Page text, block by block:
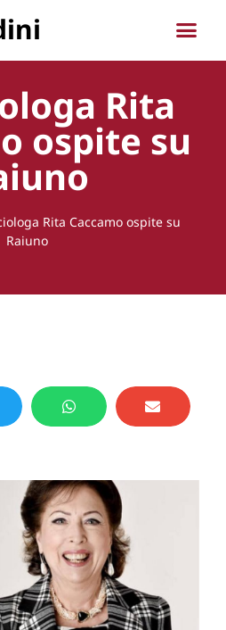
Rita
ospite su
Rita Caccamo ospite su
Raiuno